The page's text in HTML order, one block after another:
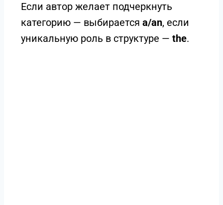
Если автор желает подчеркнуть
категорию — выбирается a/an, если
уникальную роль в структуре — the.